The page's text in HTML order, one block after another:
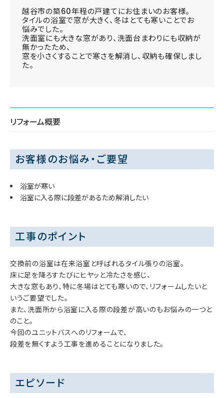
越谷市の築60年程の戸建てにお住まいのお客様。
タイルの浴室で窓が大きく、冬はとても寒いことでお
悩みでした。
洗面室にも大きな窓があり、洗面台まわりにも収納が
無かったため、
窓を小さくすることで寒さを解消し、収納も確保しまし
た。
リフォーム概要
お客様のお悩み・ご要望
浴室が寒い
浴室に入る際に段差があるため解消したい
工事のポイント
交換前の浴室は在来浴室と呼ばれるタイル張りの浴室。
床に足を降ろすたびにヒヤッと冷たさを感じ、
大きな窓もあり、特に冬場はとても寒いので、リフォームしたいと
いうご要望でした。
また、洗面所から浴室に入る際の段差が高いのもお悩みの一つと
のこと。
今回のユニットバスへのリフォームで、
段差を無くすよう工事を進めることになりました。
エピソード